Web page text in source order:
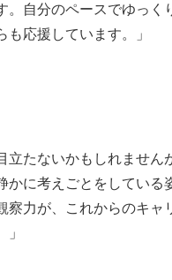
。自分のペースでゆっく
も応援しています。」
立たないかもしれません
かに考えごとをしている
察力が、これからのキャ